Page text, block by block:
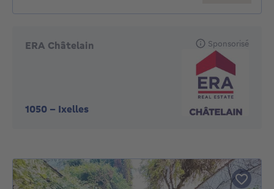
ERA Châtelain
1050 - Ixelles
Sponsorisé